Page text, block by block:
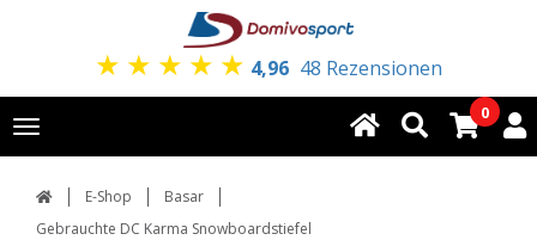
★ ★ ★ ★ ★ 4,96 48 Rezensionen
Toggle
navigation
0
E-Shop
Basar
Gebrauchte DC Karma Snowboardstiefel